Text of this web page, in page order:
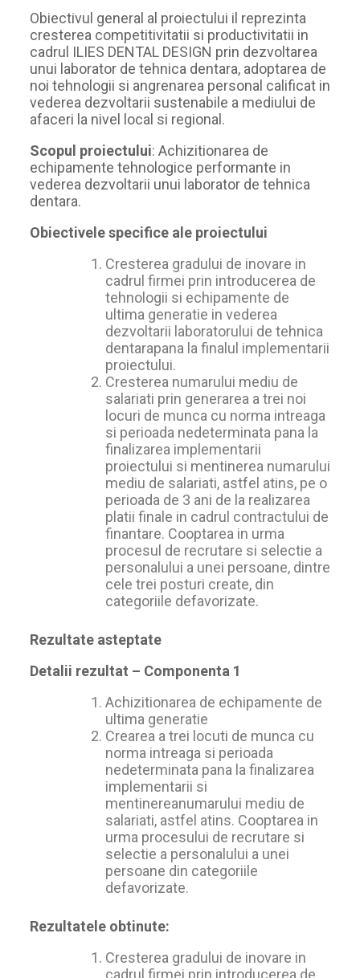
Obiectivul general al proiectului il reprezinta
cresterea competitivitatii si productivitatii in
cadrul ILIES DENTAL DESIGN prin dezvoltarea
unui laborator de tehnica dentara, adoptarea de
noi tehnologii si angrenarea personal calificat in
vederea dezvoltarii sustenabile a mediului de
afaceri la nivel local si regional.
Scopul proiectului: Achizitionarea de
echipamente tehnologice performante in
vederea dezvoltarii unui laborator de tehnica
dentara.
Obiectivele specifice ale proiectului
Cresterea gradului de inovare in
cadrul firmei prin introducerea de
tehnologii si echipamente de
ultima generatie in vederea
dezvoltarii laboratorului de tehnica
dentarapana la finalul implementarii
proiectului.
Cresterea numarului mediu de
salariati prin generarea a trei noi
locuri de munca cu norma intreaga
si perioada nedeterminata pana la
finalizarea implementarii
proiectului si mentinerea numarului
mediu de salariati, astfel atins, pe o
perioada de 3 ani de la realizarea
platii finale in cadrul contractului de
finantare. Cooptarea in urma
procesul de recrutare si selectie a
personalului a unei persoane, dintre
cele trei posturi create, din
categoriile defavorizate.
Rezultate asteptate
Detalii rezultat – Componenta 1
Achizitionarea de echipamente de
ultima generatie
Crearea a trei locuti de munca cu
norma intreaga si perioada
nedeterminata pana la finalizarea
implementarii si
mentinereanumarului mediu de
salariati, astfel atins. Cooptarea in
urma procesului de recrutare si
selectie a personalului a unei
persoane din categoriile
defavorizate.
Rezultatele obtinute:
Cresterea gradului de inovare in
cadrul firmei prin introducerea de